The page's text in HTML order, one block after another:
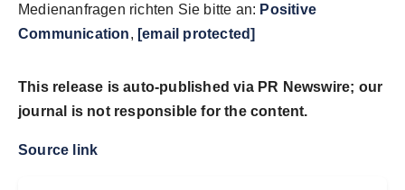
Medienanfragen richten Sie bitte an: Positive
Communication, [email protected]
This release is auto-published via PR Newswire; our
journal is not responsible for the content.
Source link